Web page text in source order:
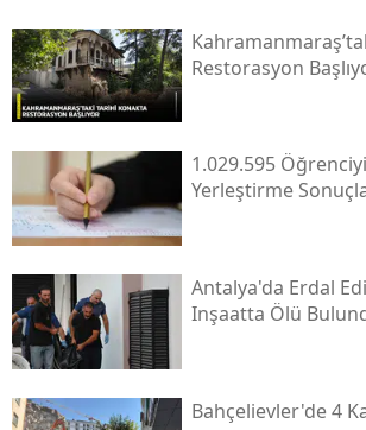
Restorasyon
1.029.595
Yerleştirme
Antalya'da Erdal
Inşaatta Ölü
Bahçelievler'de 4